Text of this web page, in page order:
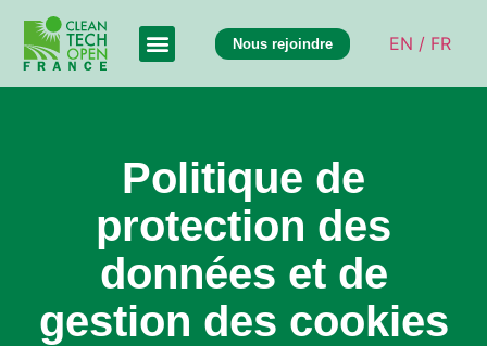
Nous rejoindre EN / FR
Politique de
protection des
données et de
gestion des cookies